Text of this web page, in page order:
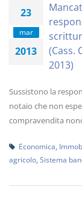
23
mar
2013
(Cass.
2013)
Sussistono la
notaio che non
compravendita
Economica
agricolo Sistema